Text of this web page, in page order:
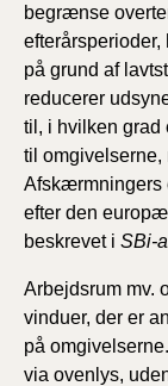
BR18 (1/7-
2018)
BR18 (1/1-
2018)
BR15
2010)
begrænse
på grund af
reducerer
til, i hvilken
til omgivelserne,
Afskærmningers
efter den
beskrevet i SBi-
Arbejdsrum mv.
vinduer, der er
på
via ovenlys,